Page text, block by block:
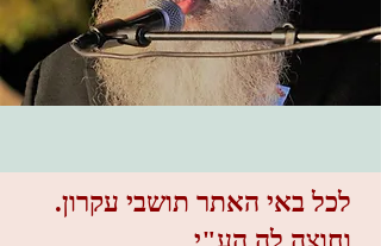
.לכל באי האתר תושבי עקרון